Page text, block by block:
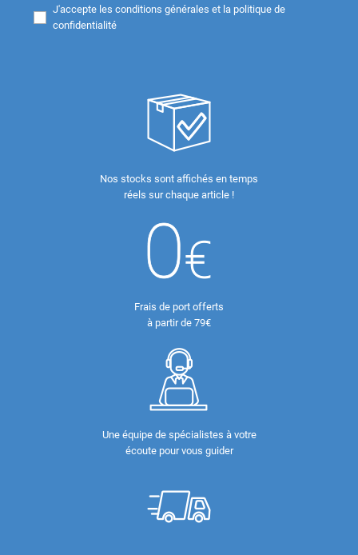
J'accepte les conditions générales et la politique de
confidentialité
Nos stocks sont affichés en temps
réels sur chaque article !
Frais de port offerts
à partir de 79€
Une équipe de spécialistes à votre
écoute pour vous guider